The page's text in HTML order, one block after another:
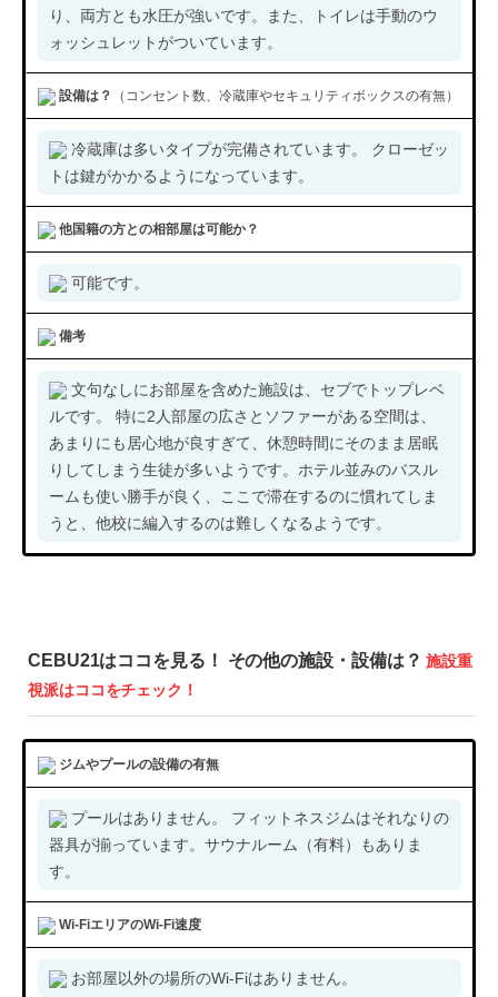
り、両方とも水圧が強いです。また、トイレは手動のウ
ォッシュレットがついています。
設備は？ （コンセント数、冷蔵庫やセキュリティボックスの有無）
冷蔵庫は多いタイプが完備されています。 クローゼッ
トは鍵がかかるようになっています。
他国籍の方との相部屋は可能か？
可能です。
備考
文句なしにお部屋を含めた施設は、セブでトップレベ
ルです。 特に2人部屋の広さとソファーがある空間は、
あまりにも居心地が良すぎて、休憩時間にそのまま居眠
りしてしまう生徒が多いようです。ホテル並みのバスル
ームも使い勝手が良く、ここで滞在するのに慣れてしま
うと、他校に編入するのは難しくなるようです。
CEBU21はココを見る！ その他の施設・設備は？施設重
視派はココをチェック！
ジムやプールの設備の有無
プールはありません。 フィットネスジムはそれなりの
器具が揃っています。サウナルーム（有料）もありま
す。
Wi-FiエリアのWi-Fi速度
お部屋以外の場所のWi-Fiはありません。